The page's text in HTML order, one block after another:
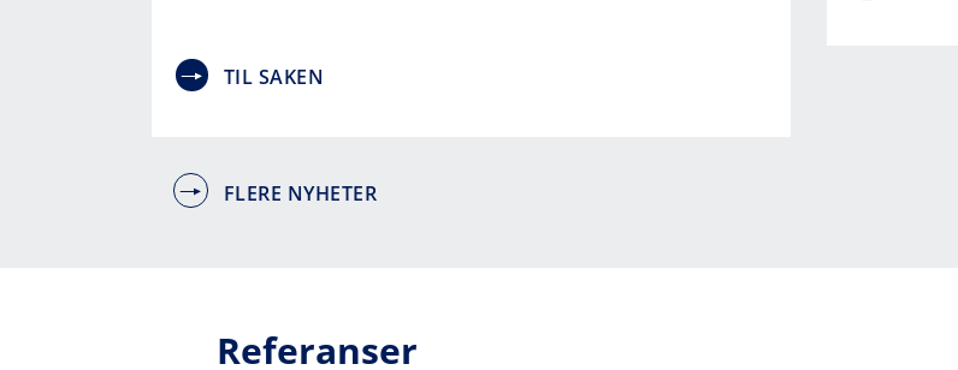
TIL SAKEN
FLERE NYHETER
Referanser